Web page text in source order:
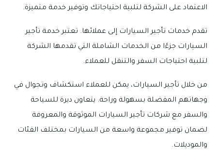
الاعتماد على الشركة لتلبية احتياجاتك وتوفير خدمة متميزة.
تقدم خدمات تأجير السيارات إلى عملائها. تعتبر خدمة تأجير
السيارات جزءًا من الخدمات الشاملة التي تقدمها الشركة
لتلبية احتياجات السفر والتنقل للعملاء.
من خلال تأجير السيارات، يمكن للعملاء استكشاف وتجوال في
وجهاتهم المفضلة بسهولة وراحة. يتعاون ديرة للسياحة
والسفر مع شركات تأجير السيارات الموثوقة والمعروفة
لضمان توفير مجموعة واسعة من السيارات بمختلف الفئات
والموديلات.